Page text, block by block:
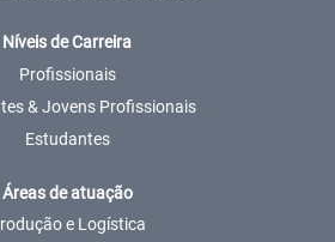
Níveis de Carreira
Profissionais
& Jovens Profissionais
Estudantes
Áreas de atuação
e Logística